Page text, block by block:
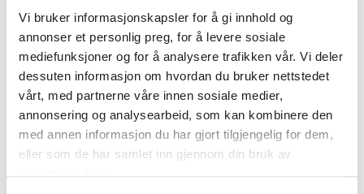
Vi bruker informasjonskapsler for å gi innhold og
annonser et personlig preg, for å levere sosiale
mediefunksjoner og for å analysere trafikken vår. Vi deler
dessuten informasjon om hvordan du bruker nettstedet
vårt, med partnerne våre innen sosiale medier,
annonsering og analysearbeid, som kan kombinere den
med annen informasjon du har gjort tilgjengelig for dem,
eller som de har samlet inn gjennom din bruk av
tjenestene deres.